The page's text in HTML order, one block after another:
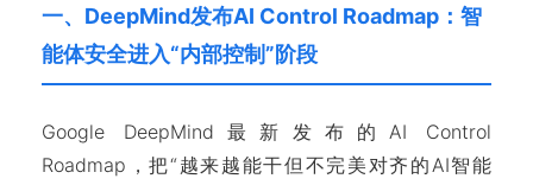
一、DeepMind发布AI Control Roadmap：智
能体安全进入“内部控制”阶段
Google DeepMind最新发布的AI Control
Roadmap，把“越来越能干但不完美对齐的AI智能